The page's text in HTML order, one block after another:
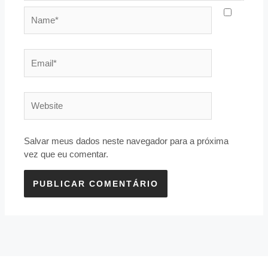
Salvar meus dados neste navegador para a próxima
vez que eu comentar.